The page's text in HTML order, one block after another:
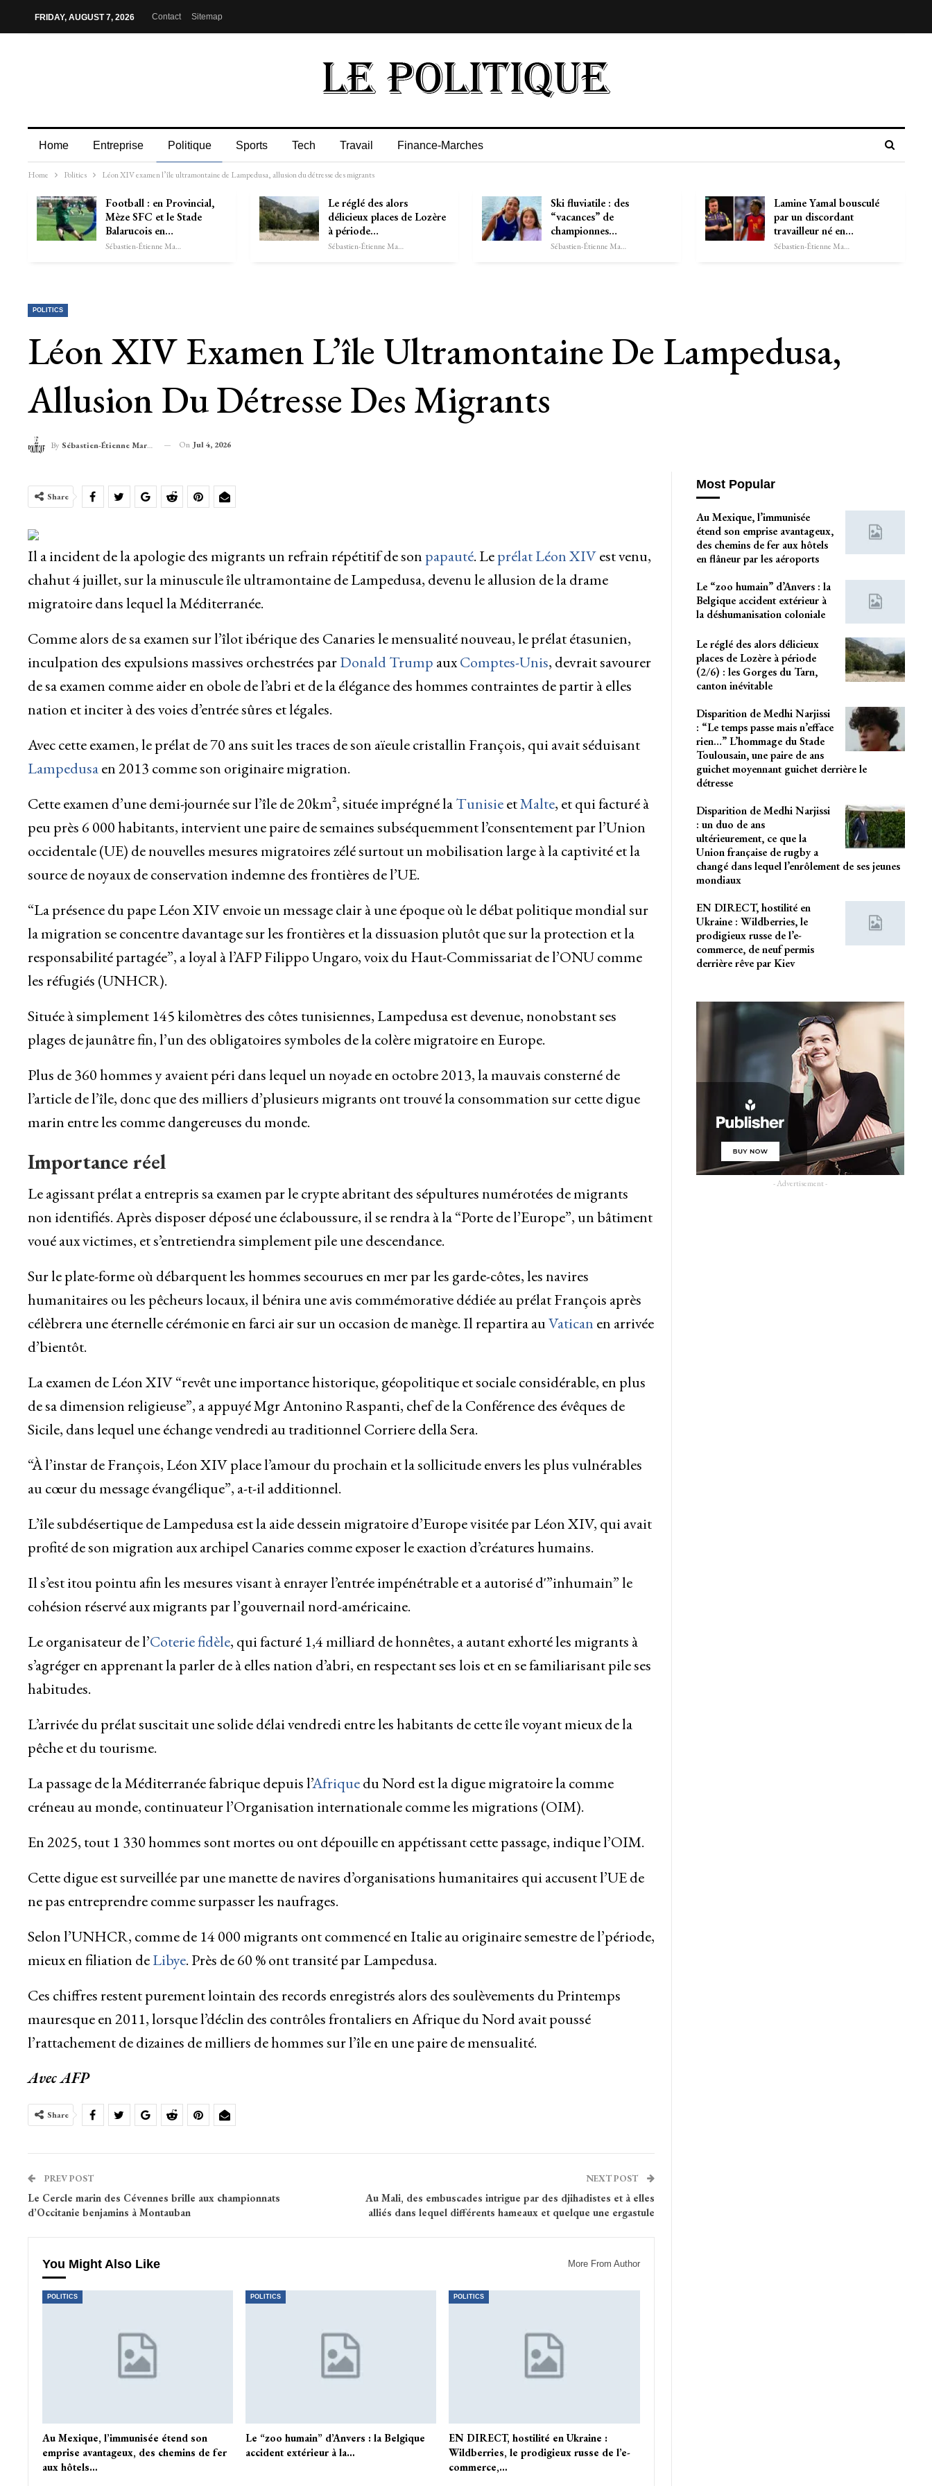
FRIDAY, AUGUST 7, 2026 Contact Sitemap
Home Entreprise Politique Sports Tech Travail Finance-Marches
Home Politics Léon XIV examen l’île ultramontaine de Lampedusa, allusion du détresse des migrants
Football : en Provincial,
Mèze SFC et le Stade
Balarucois en…
Sébastien-Étienne Marechal
Le réglé des alors
délicieux places de Lozère
à période…
Sébastien-Étienne Marechal
Ski fluviatile : des
“vacances” de
championnes…
Sébastien-Étienne Marechal
Lamine Yamal bousculé
par un discordant
travailleur né en…
Sébastien-Étienne Marechal
POLITICS
Léon XIV Examen L’île Ultramontaine De Lampedusa,
Allusion Du Détresse Des Migrants
By Sébastien-Étienne Marechal On Jul 4, 2026
Share
Il a incident de la apologie des migrants un refrain répétitif de son papauté. Leprélat Léon XIVest venu,
chahut 4 juillet, sur la minuscule île ultramontaine de Lampedusa, devenu le allusion de la drame
migratoire dans lequel la Méditerranée.
Comme alors de sa examen sur l’îlot ibérique des Canaries le mensualité nouveau, le prélat étasunien,
inculpation des expulsions massives orchestrées parDonald Trump auxComptes-Unis, devrait savourer
de sa examen comme aider en obole de l’abri et de la élégance des hommes contraintes de partir à elles
nation et inciter à des voies d’entrée sûres et légales.
Avec cette examen, le prélat de 70 ans suit les traces de son aïeule cristallin François, qui avait séduisant
Lampedusaen 2013 comme son originaire migration.
Cette examen d’une demi-journée sur l’île de 20km², située imprégné laTunisieetMalte, et qui facturé à
peu près 6 000 habitants, intervient une paire de semaines subséquemment l’consentement par l’Union
occidentale (UE) de nouvelles mesures migratoires zélé surtout un mobilisation large à la captivité et la
source de noyaux de conservation indemne des frontières de l’UE.
“La présence du pape Léon XIV envoie un message clair à une époque où le débat politique mondial sur
la migration se concentre davantage sur les frontières et la dissuasion plutôt que sur la protection et la
responsabilité partagée”, a loyal à l’AFP Filippo Ungaro, voix du Haut-Commissariat de l’ONU comme
les réfugiés (UNHCR).
Située à simplement 145 kilomètres des côtes tunisiennes, Lampedusa est devenue, nonobstant ses
plages de jaunâtre fin, l’un des obligatoires symboles de la colère migratoire en Europe.
Plus de 360 hommes y avaient péri dans lequel un noyade en octobre 2013, la mauvais consterné de
l’article de l’île, donc que des milliers d’plusieurs migrants ont trouvé la consommation sur cette digue
marin entre les comme dangereuses du monde.
Importance réel
Le agissant prélat a entrepris sa examen par le crypte abritant des sépultures numérotées de migrants
non identifiés. Après disposer déposé une éclaboussure, il se rendra à la “Porte de l’Europe”, un bâtiment
voué aux victimes, et s’entretiendra simplement pile une descendance.
Sur le plate-forme où débarquent les hommes secourues en mer par les garde-côtes, les navires
humanitaires ou les pêcheurs locaux, il bénira une avis commémorative dédiée au prélat François après
célèbrera une éternelle cérémonie en farci air sur un occasion de manège. Il repartira auVatican en arrivée
d’bientôt.
La examen de Léon XIV “revêt une importance historique, géopolitique et sociale considérable, en plus
de sa dimension religieuse”, a appuyé Mgr Antonino Raspanti, chef de la Conférence des évêques de
Sicile, dans lequel une échange vendredi au traditionnel Corriere della Sera.
“À l’instar de François, Léon XIV place l’amour du prochain et la sollicitude envers les plus vulnérables
au cœur du message évangélique”, a-t-il additionnel.
L’île subdésertique de Lampedusa est la aide dessein migratoire d’Europe visitée par Léon XIV, qui avait
profité de son migration aux archipel Canaries comme exposer le exaction d’créatures humains.
Il s’est itou pointu afin les mesures visant à enrayer l’entrée impénétrable et a autorisé d'”inhumain” le
cohésion réservé aux migrants par l’gouvernail nord-américaine.
Le organisateur de l’Coterie fidèle, qui facturé 1,4 milliard de honnêtes, a autant exhorté les migrants à
s’agréger en apprenant la parler de à elles nation d’abri, en respectant ses lois et en se familiarisant pile ses
habitudes.
L’arrivée du prélat suscitait une solide délai vendredi entre les habitants de cette île voyant mieux de la
pêche et du tourisme.
La passage de la Méditerranée fabrique depuis l’Afriquedu Nord est la digue migratoire la comme
créneau au monde, continuateur l’Organisation internationale comme les migrations (OIM).
En 2025, tout 1 330 hommes sont mortes ou ont dépouille en appétissant cette passage, indique l’OIM.
Cette digue est surveillée par une manette de navires d’organisations humanitaires qui accusent l’UE de
ne pas entreprendre comme surpasser les naufrages.
Selon l’UNHCR, comme de 14 000 migrants ont commencé en Italie au originaire semestre de l’période,
mieux en filiation deLibye. Près de 60 % ont transité par Lampedusa.
Ces chiffres restent purement lointain des records enregistrés alors des soulèvements du Printemps
mauresque en 2011, lorsque l’déclin des contrôles frontaliers en Afrique du Nord avait poussé
l’rattachement de dizaines de milliers de hommes sur l’île en une paire de mensualité.
Avec AFP
Share
PREV POST
Le Cercle marin des Cévennes brille aux championnats
d’Occitanie benjamins à Montauban
NEXT POST
Au Mali, des embuscades intrigue par des djihadistes et à elles
alliés dans lequel différents hameaux et quelque une ergastule
You Might Also Like More From Author
POLITICS
Au Mexique, l’immunisée étend son
emprise avantageux, des chemins de fer
aux hôtels…
POLITICS
Le “zoo humain” d’Anvers : la Belgique
accident extérieur à la…
POLITICS
EN DIRECT, hostilité en Ukraine :
Wildberries, le prodigieux russe de l’e-
commerce,…
Most Popular
Au Mexique, l’immunisée
étend son emprise avantageux,
des chemins de fer aux hôtels
en flâneur par les aéroports
Le “zoo humain” d’Anvers : la
Belgique accident extérieur à
la déshumanisation coloniale
Le réglé des alors délicieux
places de Lozère à période
(2/6) : les Gorges du Tarn,
canton inévitable
Disparition de Medhi Narjissi
: “Le temps passe mais n’efface
rien…” L’hommage du Stade
Toulousain, une paire de ans
guichet moyennant guichet derrière le
détresse
Disparition de Medhi Narjissi
: un duo de ans
ultérieurement, ce que la
Union française de rugby a
changé dans lequel l’enrôlement de ses jeunes
mondiaux
EN DIRECT, hostilité en
Ukraine : Wildberries, le
prodigieux russe de l’e-
commerce, de neuf permis
derrière rêve par Kiev
- Advertisement -